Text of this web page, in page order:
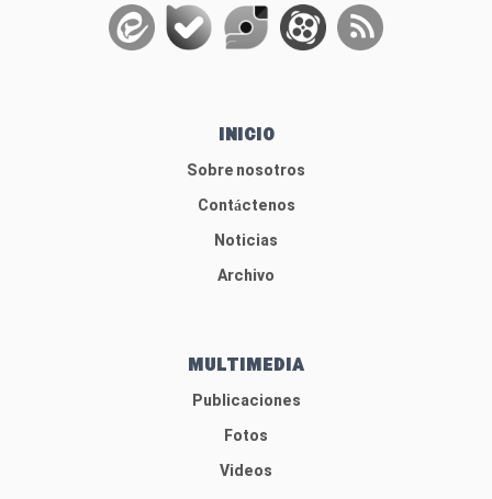
INICIO
Sobre nosotros
Contáctenos
Noticias
Archivo
MULTIMEDIA
Publicaciones
Fotos
Videos